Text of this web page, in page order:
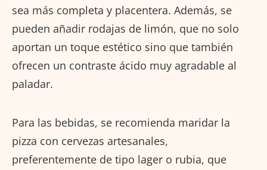
sea más completa y placentera. Además, se
pueden añadir rodajas de limón, que no solo
aportan un toque estético sino que también
ofrecen un contraste ácido muy agradable al
paladar.
Para las bebidas, se recomienda maridar la
pizza con cervezas artesanales,
preferentemente de tipo lager o rubia, que